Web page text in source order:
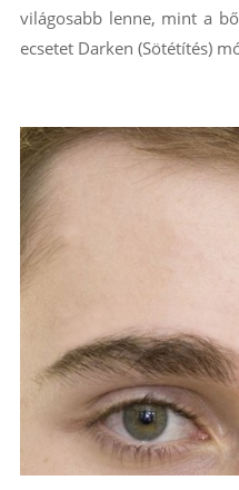
világosabb lenne, mint a
ecsetet Darken (Sötétítés)